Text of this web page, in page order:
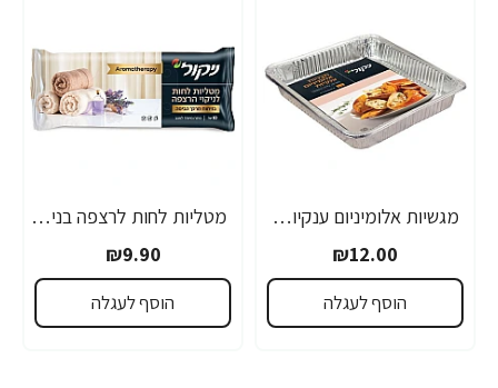
מגשיות אלומיניום ענקיות - 2 יחידות
₪12.00
הוסף לעגלה
מטליות לחות לרצפה בניחוח מרכך כביסה ארומתרפיה 10 יחידות
₪9.90
הוסף לעגלה